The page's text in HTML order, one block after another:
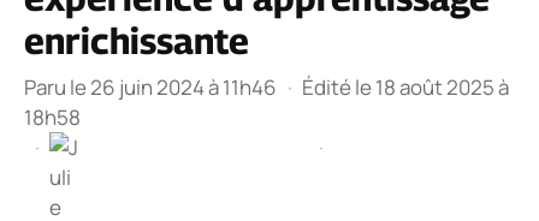
enrichissante
Paru le 26 juin 2024 à 11h46 · Édité le 18 août 2025 à
18h58
·
·